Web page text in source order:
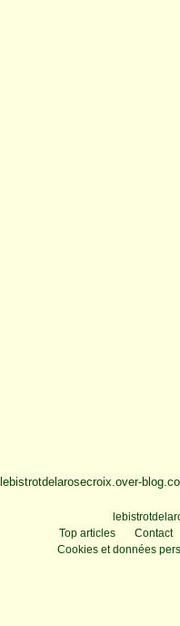
lebistrotdelarosecroix.over-
Top articles
Contact
Cookies et données